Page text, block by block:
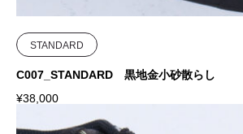
STANDARD
C007_STANDARD 黒地金小砂散らし
¥38,000